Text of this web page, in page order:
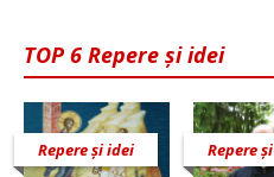
TOP 6 Repere și idei
Repere și idei Repere